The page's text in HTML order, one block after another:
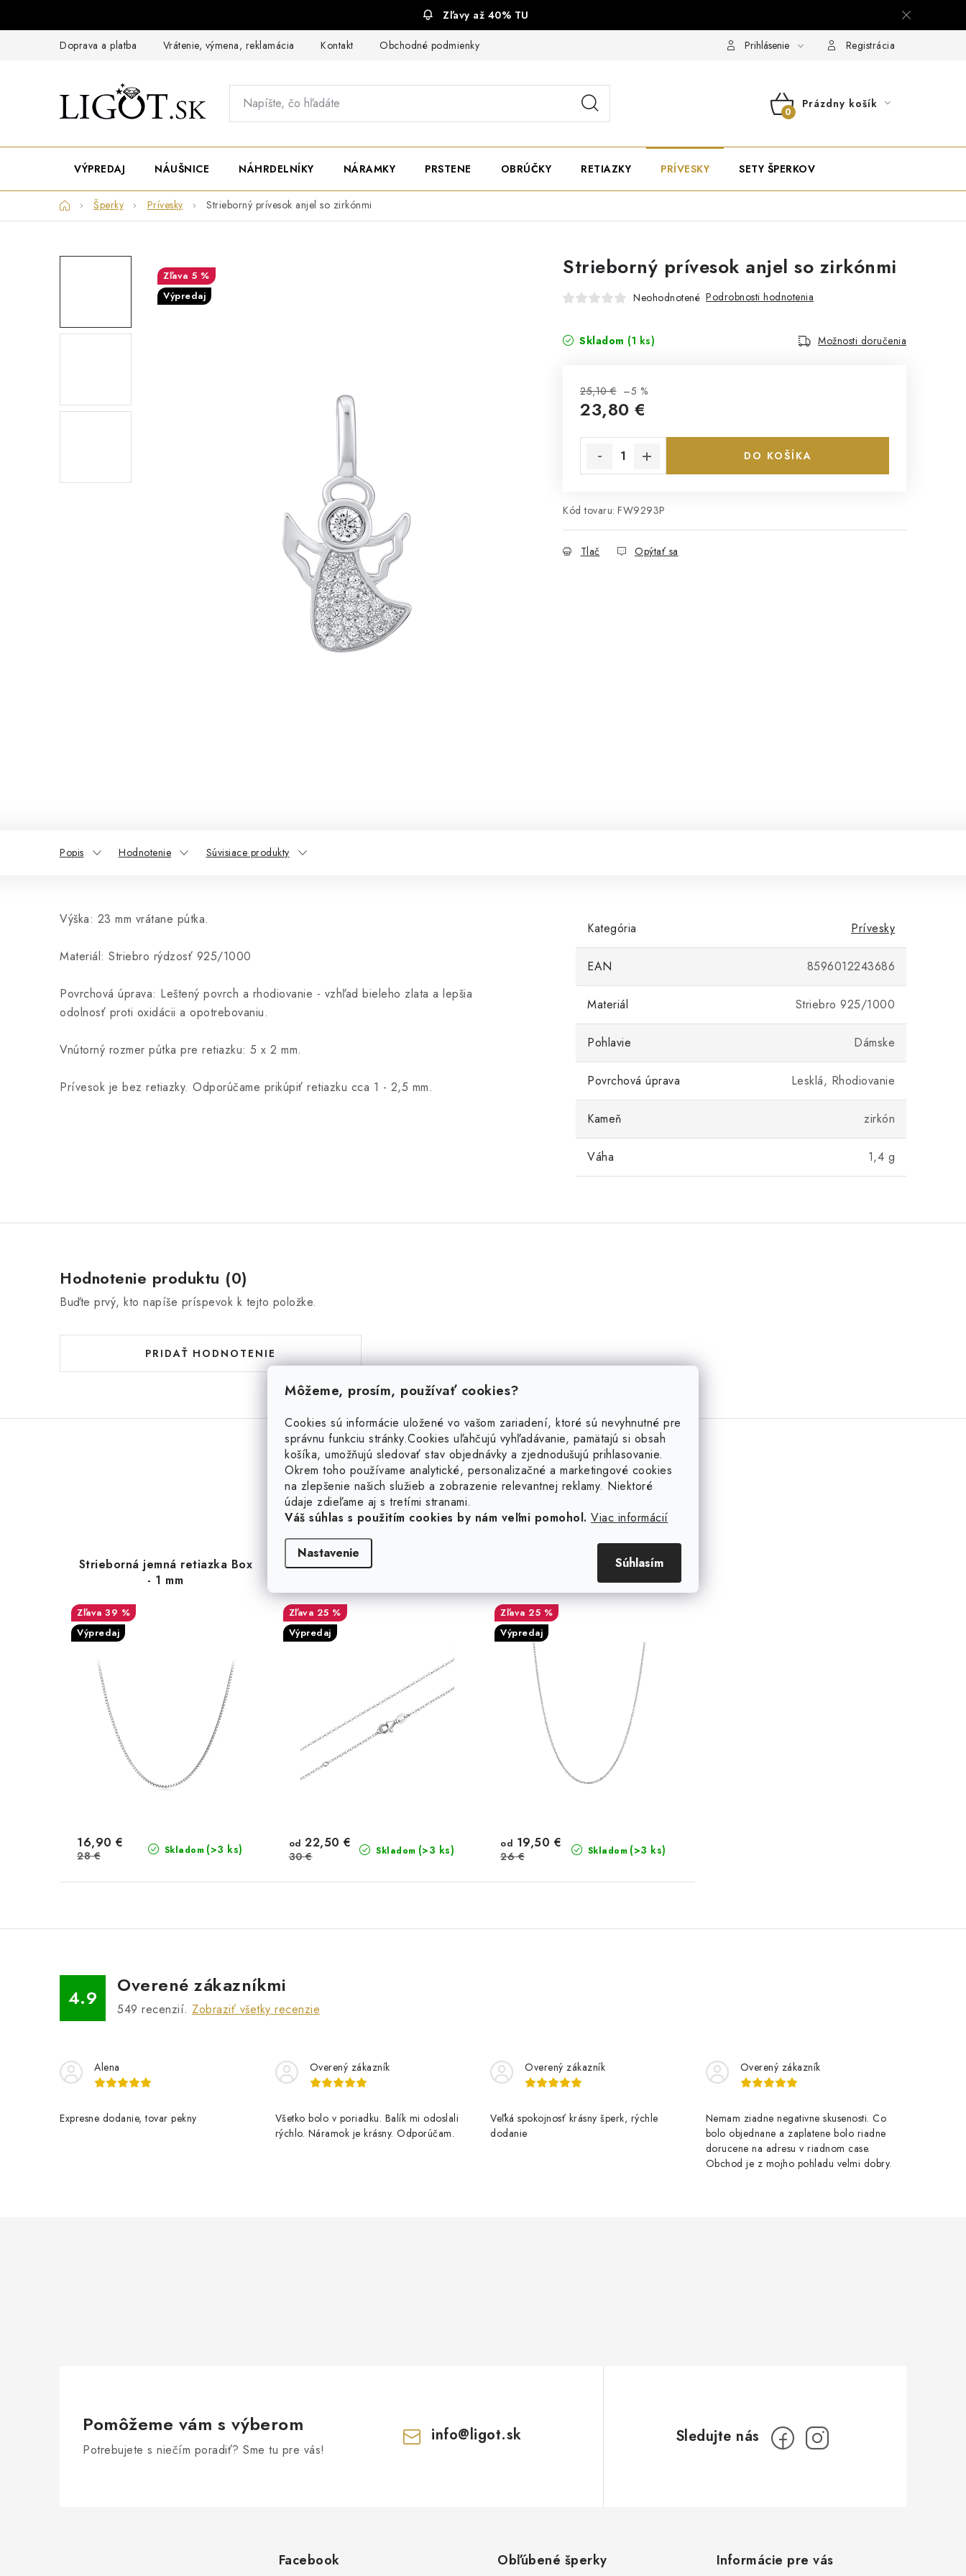
Môžeme, prosím, používať cookies?
Cookies sú informácie uložené vo vašom zariadení, ktoré sú nevyhnutné pre
správnu funkciu stránky.Cookies uľahčujú vyhľadávanie, pamätajú si obsah
košíka, umožňujú sledovať stav objednávky a zjednodušujú prihlasovanie.
Okrem toho používame analytické, personalizačné a marketingové cookies
na zlepšenie našich služieb a zobrazenie relevantnej reklamy. Niektoré
údaje zdieľame aj s tretími stranami.
Váš súhlas s použitím cookies by nám veľmi pomohol. Viac informácií
Nastavenie
Súhlasím
Zľavy až 40% TU
Doprava a platba Vrátenie, výmena, reklamácia Kontakt Obchodné podmienky Prihlásenie Registrácia
NÁKUPNÝ
Prázdny košík
VÝPREDAJ NÁUŠNICE NÁHRDELNÍKY NÁRAMKY PRSTENE OBRÚČKY RETIAZKY PRÍVESKY SETY ŠPERKOV
DomovŠperky Prívesky Strieborný prívesok anjel so zirkónmi
Strieborný prívesok anjel so zirkónmi
Neohodnotené Podrobnosti hodnotenia
Skladom (1 ks) Možnosti doručenia
25,10 € –5 %
23,80 €
DO KOŠÍKA
Kód tovaru: FW9293P
Tlač Opýtať sa
5 %
Výpredaj
Popis Hodnotenie Súvisiace produkty
Výška: 23 mm vrátane pútka.
Materiál: Striebro rýdzosť 925/1000
Povrchová úprava: Leštený povrch a rhodiovanie - vzhľad bieleho zlata a lepšia
odolnosť proti oxidácii a opotrebovaniu.
Vnútorný rozmer pútka pre retiazku: 5 x 2 mm.
Prívesok je bez retiazky. Odporúčame prikúpiť retiazku cca 1 - 2,5 mm.
Kategória Prívesky
EAN 8596012243686
Materiál Striebro 925/1000
Pohlavie Dámske
Povrchová úprava Lesklá, Rhodiovanie
Kameň zirkón
Váha 1,4 g
Hodnotenie produktu (0)
Buďte prvý, kto napíše príspevok k tejto položke.
PRIDAŤ HODNOTENIE
Súvisiaci tovar
Strieborná jemná retiazka Box
- 1 mm
39 %
Výpredaj
Skladom (>3 ks)
16,90 €
28 €
Strieborná jemná retiazka 1,2
25 %
Výpredaj
Skladom (>3 ks)
od 22,50 €
30 €
Strieborná jemná retiazka
25 %
Výpredaj
Skladom (>3 ks)
od 19,50 €
26 €
4.9
Overené zákazníkmi
549 recenzií. Zobraziť všetky recenzie
Alena
Expresne dodanie, tovar pekny
Overený zákazník
Všetko bolo v poriadku. Balík mi odoslali
rýchlo. Náramok je krásny. Odporúčam.
Overený zákazník
Veľká spokojnosť krásny šperk, rýchle
dodanie
Overený zákazník
Nemam ziadne negativne skusenosti. Co
bolo objednane a zaplatene bolo riadne
dorucene na adresu v riadnom case.
Obchod je z mojho pohladu velmi dobry.
Pomôžeme vám s výberom
Potrebujete s niečím poradiť? Sme tu pre vás!
info@ligot.sk
Facebook Obľúbené šperky Informácie pre vás